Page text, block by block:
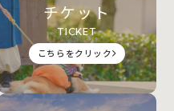
チケット
TICKET
こちらをクリック